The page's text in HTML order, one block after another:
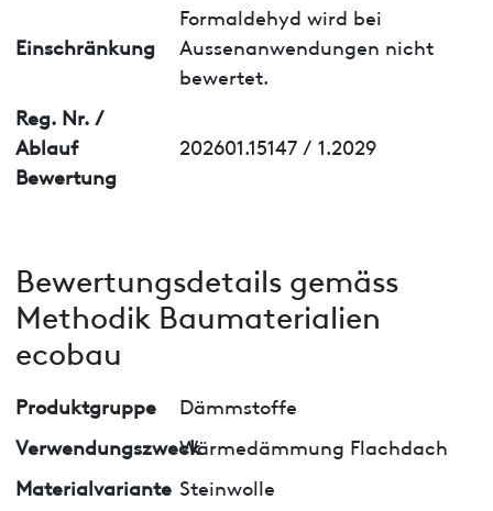
Einschränkung
Formaldehyd wird bei
Aussenanwendungen nicht
bewertet.
Reg. Nr. /
Ablauf
Bewertung
202601.15147 / 1.2029
Bewertungsdetails gemäss
Methodik Baumaterialien
ecobau
Produktgruppe
Dämmstoffe
VerwendungszweckWärmedämmung Flachdach
Materialvariante Steinwolle